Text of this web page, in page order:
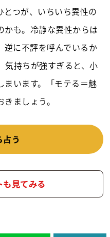
つが、いちいち異性の
かも。冷静な異性からは
逆に不評を呼んでいるか
気持ちが強すぎると、小
まいます。「モテる＝魅
ましょう。
占う
見てみる